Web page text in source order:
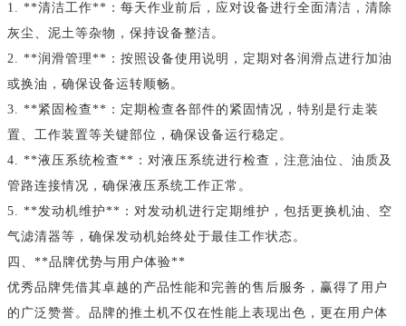
1. **清洁工作**：每天作业前后，应对设备进行全面清洁，清除
灰尘、泥土等杂物，保持设备整洁。
2. **润滑管理**：按照设备使用说明，定期对各润滑点进行加油
或换油，确保设备运转顺畅。
3. **紧固检查**：定期检查各部件的紧固情况，特别是行走装
置、工作装置等关键部位，确保设备运行稳定。
4. **液压系统检查**：对液压系统进行检查，注意油位、油质及
管路连接情况，确保液压系统工作正常。
5. **发动机维护**：对发动机进行定期维护，包括更换机油、空
气滤清器等，确保发动机始终处于最佳工作状态。
四、**品牌优势与用户体验**
优秀品牌凭借其卓越的产品性能和完善的售后服务，赢得了用户
的广泛赞誉。品牌的推土机不仅在性能上表现出色，更在用户体